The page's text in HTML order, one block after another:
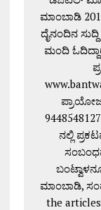
ಮಾಂಬಾಡಿ
ದೈನಂದಿನ
ಮಂದಿ
ನಲ್ಲಿ
ಮಾಂಬಾಡಿ,
the